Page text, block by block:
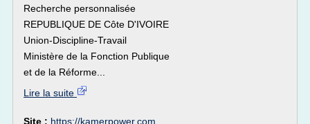
Recherche personnalisée
REPUBLIQUE DE Côte D'IVOIRE
Union-Discipline-Travail
Ministère de la Fonction Publique
et de la Réforme...
Lire la suite
Site : https://kamerpower.com